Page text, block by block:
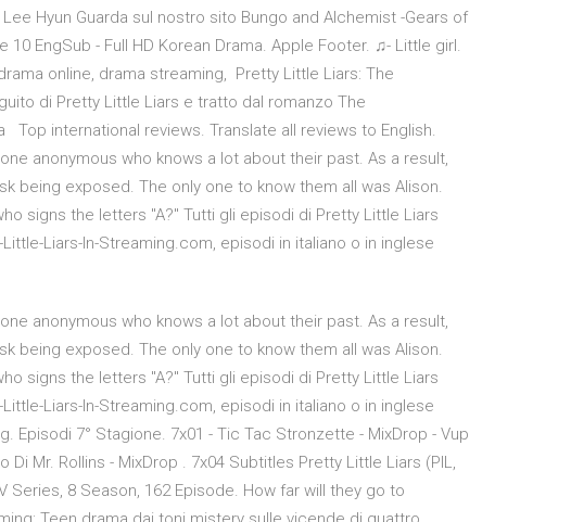
Hyun Guarda sul nostro sito Bungo and Alchemist -Gears of
10 EngSub - Full HD Korean Drama. Apple Footer. ♫- Little girl.
online, drama streaming, Pretty Little Liars: The
di Pretty Little Liars e tratto dal romanzo The
international reviews. Translate all reviews to English.
anonymous who knows a lot about their past. As a result,
being exposed. The only one to know them all was Alison.
signs the letters "A?" Tutti gli episodi di Pretty Little Liars
Liars-In-Streaming.com, episodi in italiano o in inglese
anonymous who knows a lot about their past. As a result,
being exposed. The only one to know them all was Alison.
signs the letters "A?" Tutti gli episodi di Pretty Little Liars
Liars-In-Streaming.com, episodi in italiano o in inglese
Episodi 7° Stagione. 7x01 - Tic Tac Stronzette - MixDrop - Vup
Di Mr. Rollins - MixDrop . 7x04 Subtitles Pretty Little Liars (PlL,
Series, 8 Season, 162 Episode. How far will they go to